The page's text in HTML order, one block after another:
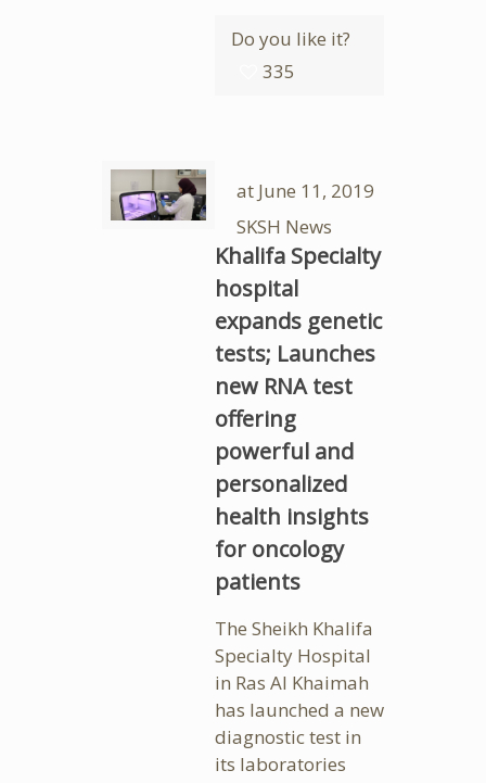
Do you like it?
335
at June 11, 2019
SKSH News
Khalifa Specialty
hospital
expands genetic
tests; Launches
new RNA test
offering
powerful and
personalized
health insights
for oncology
patients
The Sheikh Khalifa
Specialty Hospital
in Ras Al Khaimah
has launched a new
diagnostic test in
its laboratories